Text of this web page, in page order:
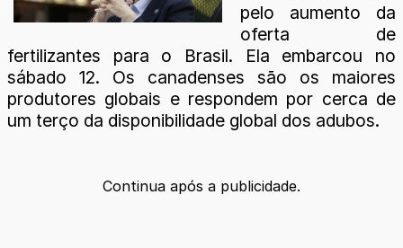
pelo aumento da
oferta de
fertilizantes para o Brasil. Ela embarcou no
sábado 12. Os canadenses são os maiores
produtores globais e respondem por cerca de
um terço da disponibilidade global dos adubos.
Continua após a publicidade.